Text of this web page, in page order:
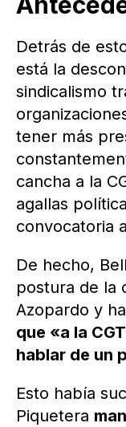
Detrás de
está la
sindicalismo
tener más
cancha a la
agallas
convocatoria
De hecho,
postura de la
Azopardo y
que «a la
hablar de un
Esto había
Piquetera